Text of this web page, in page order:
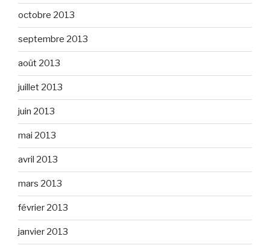
octobre 2013
septembre 2013
août 2013
juillet 2013
juin 2013
mai 2013
avril 2013
mars 2013
février 2013
janvier 2013